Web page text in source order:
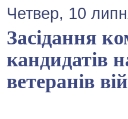
Четвер, 10
Засідання
кандидатів
ветеранів